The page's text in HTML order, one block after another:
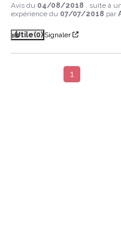
Avis du 04/08/2018 , suite à
expérience du 07/07/2018 par
Utile(0) Signaler
1